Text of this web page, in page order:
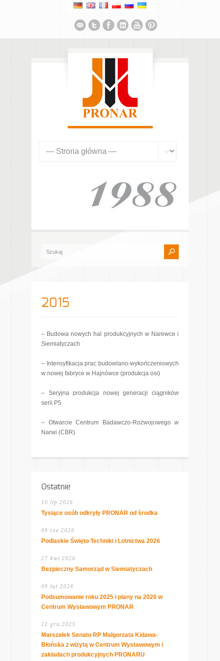
2015
– Budowa nowych hal produkcyjnych w Narewce i
Siemiatyczach
– Intensyfikacja prac budowlano-wykończeniowych
w nowej fabryce w Hajnówce (produkcja osi)
– Seryjna produkcja nowej generacji ciągników
serii P5
– Otwarcie Centrum Badawczo-Rozwojowego w
Narwi (CBR)
Ostatnie
10 lip 2026
Tysiące osób odkryły PRONAR od środka
09 cze 2026
Podlaskie Święto Techniki i Lotnictwa 2026
27 kwi 2026
Bezpieczny Samorząd w Siemiatyczach
09 lut 2026
Podsumowanie roku 2025 i plany na 2026 w
Centrum Wystawowym PRONAR
12 gru 2025
Marszałek Senatu RP Małgorzata Kidawa-
Błońska z wizytą w Centrum Wystawowym i
zakładach produkcyjnych PRONARU